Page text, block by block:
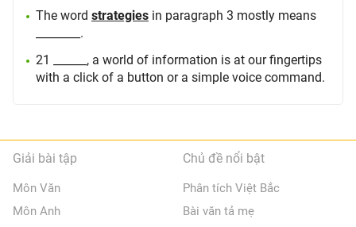
The word strategies in paragraph 3 mostly means
________.
21 ______, a world of information is at our fingertips
with a click of a button or a simple voice command.
Giải bài tập
Môn Văn
Môn Anh
Chủ đề nổi bật
Phân tích Việt Bắc
Bài văn tả mẹ